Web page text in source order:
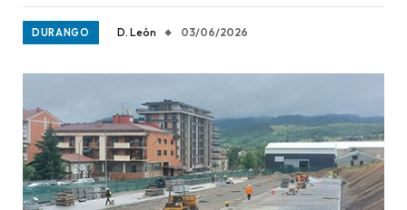
DURANGO D. León 03/06/2026